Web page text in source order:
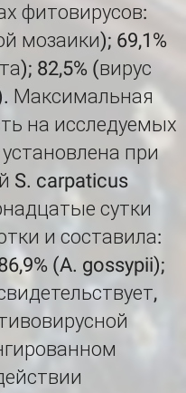
фитовирусов:
мозаики); 69,1%
82,5% (вирус
Максимальная
на исследуемых
при
S. carpaticus
сутки
и составила:
(A. gossypii);